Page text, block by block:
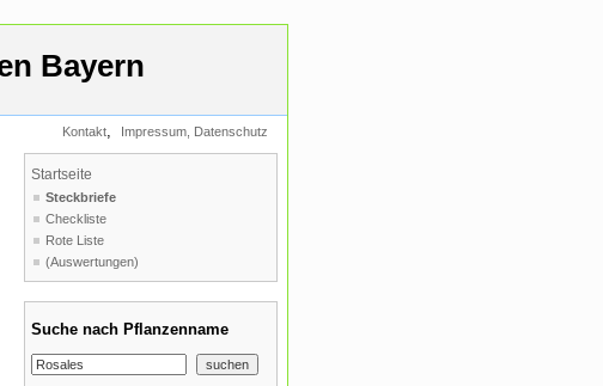
Bayern
Kontakt, Impressum, Datenschutz
Startseite
Steckbriefe
Checkliste
Rote Liste
(Auswertungen)
Suche nach Pflanzenname